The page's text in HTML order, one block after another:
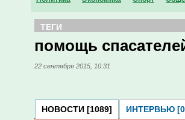
ТЕГИ
помощь
22 сентября 2015, 10:31
НОВОСТИ [1089] ИНТЕРВЬЮ